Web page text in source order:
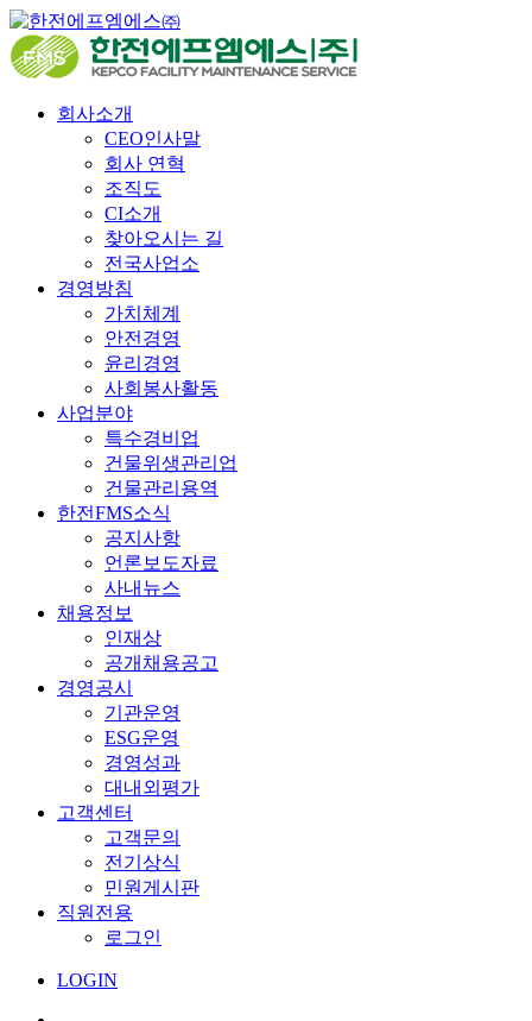
회사소개
CEO인사말
회사 연혁
조직도
CI소개
찾아오시는 길
전국사업소
경영방침
가치체계
안전경영
윤리경영
사회봉사활동
사업분야
특수경비업
건물위생관리업
건물관리용역
한전FMS소식
공지사항
언론보도자료
사내뉴스
채용정보
인재상
공개채용공고
경영공시
기관운영
ESG운영
경영성과
대내외평가
고객센터
고객문의
전기상식
민원게시판
직원전용
로그인
LOGIN